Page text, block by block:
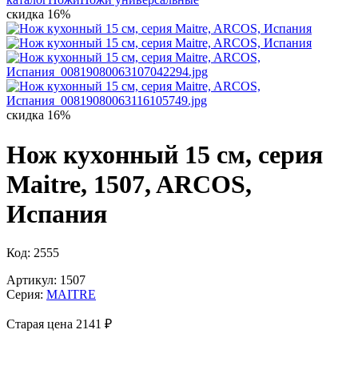
скидка 16%
скидка 16%
Нож кухонный 15 см, серия
Maitre, 1507, ARCOS,
Испания
Код: 2555
Артикул: 1507
Серия: MAITRE
Старая цена 2141 ₽